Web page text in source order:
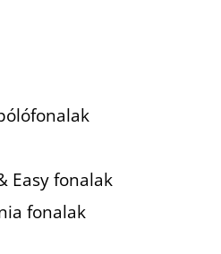
Easy fonalak
fonalak